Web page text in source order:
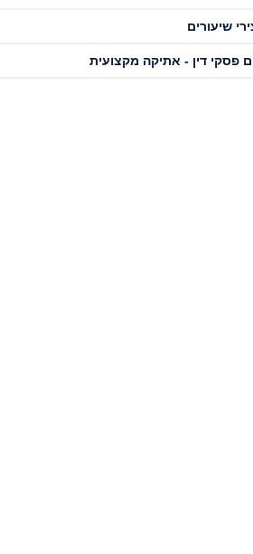
שיעורים
פסקי דין - אתיקה מקצועית